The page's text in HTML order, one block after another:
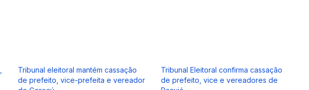
Tribunal eleitoral mantém cassação
de prefeito, vice-prefeita e vereador
Tribunal Eleitoral confirma cassação
de prefeito, vice e vereadores de